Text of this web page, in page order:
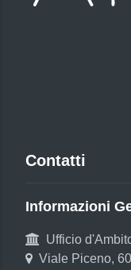
Contatti
Informazioni
Ufficio
Viale Piceno,